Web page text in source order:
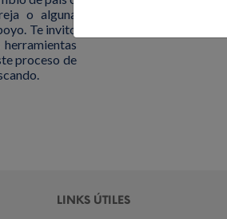
o alguna
Te invito
proceso de
LINKS ÚTILES